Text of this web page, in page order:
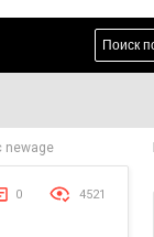
newage
0 4521